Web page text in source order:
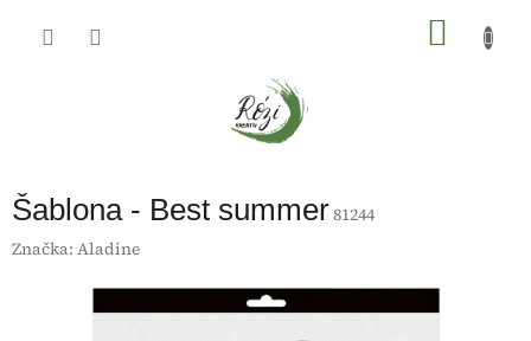
Šablona - Best summer81244
Značka: Aladine